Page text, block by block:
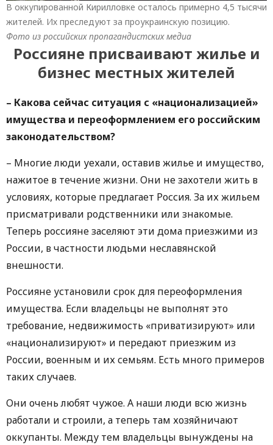
В оккупированной Кирилловке осталось примерно 4,5 тысячи
жителей. Их преследуют за проукраинскую позицию.
Фото из российских пропагандистских медиа
Россияне присваивают жилье и
бизнес местных жителей
– Какова сейчас ситуация с «национализацией»
имущества и переоформлением его российским
законодательством?
– Многие люди уехали, оставив жилье и имущество,
нажитое в течение жизни. Они не захотели жить в
условиях, которые предлагает Россия. За их жильем
присматривали родственники или знакомые.
Теперь россияне заселяют эти дома приезжими из
России, в частности людьми неславянской
внешности.
Россияне установили срок для переоформления
имущества. Если владельцы не выполнят это
требование, недвижимость «приватизируют» или
«национализируют» и передают приезжим из
России, военным и их семьям. Есть много примеров
таких случаев.
Они очень любят чужое. А наши люди всю жизнь
работали и строили, а теперь там хозяйничают
оккупанты. Между тем владельцы вынуждены на